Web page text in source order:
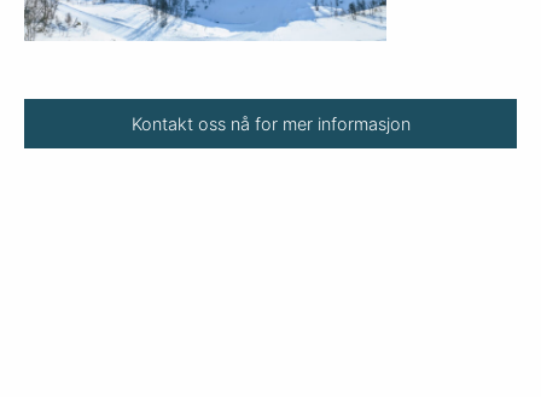
Kontakt oss nå for mer informasjon